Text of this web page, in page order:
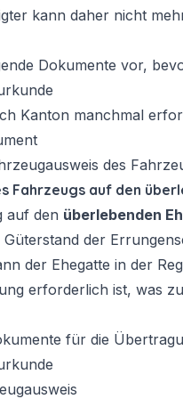
kann daher nicht
Dokumente vor,
Kanton manchmal
des
Fahrzeugs auf den
auf den überlebenden
der
der Ehegatte in der
erforderlich ist, was
für die